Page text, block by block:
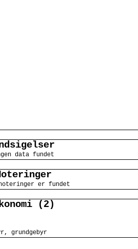
data fundet
er fundet
(2)
grundgebyr